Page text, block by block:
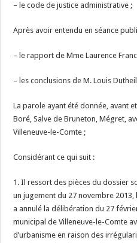
– le code de justice administrative ;
Après avoir entendu en séance
– le rapport de Mme Laurence
– les conclusions de M. Louis
La parole ayant été donnée, avant
Boré, Salve de Bruneton, Mégret,
Villeneuve-le-Comte ;
Considérant ce qui suit :
1. Il ressort des pièces du dossier
un jugement du 27 novembre
a annulé la délibération du 27
municipal de Villeneuve-le-Comte
d’urbanisme en raison des